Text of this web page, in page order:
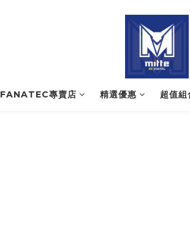
FANATEC專賣店 精選優惠 超值組